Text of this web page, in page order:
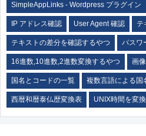
SimpleAppLinks - Wordpress プラグイン
IP アドレス確認 User Agent 確認 テ
テキストの差分を確認するやつ パスワ
16進数,10進数,2進数変換するやつ 画
国名とコードの一覧 複数言語による国
西暦和暦泰仏歴変換表 UNIX時間を変